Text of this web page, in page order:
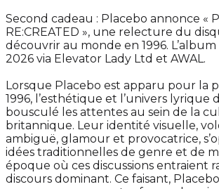
Second cadeau : Placebo annonce «
RE:CREATED », une relecture du
découvrir au monde en 1996. L’album
2026 via Elevator Lady Ltd et AWAL.
Lorsque Placebo est apparu pour la
1996, l’esthétique et l’univers
bousculé les attentes au sein de la
britannique. Leur identité visuelle,
ambiguë, glamour et provocatrice,
idées traditionnelles de genre et de
époque où ces discussions entraient
discours dominant. Ce faisant,